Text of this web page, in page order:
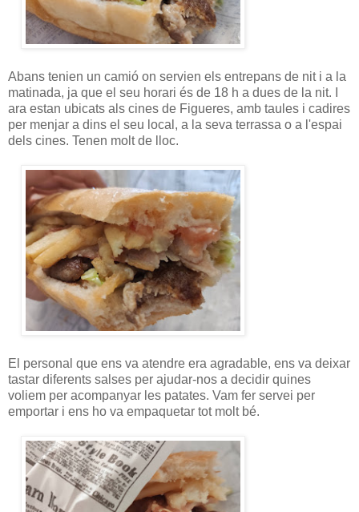
Abans tenien un camió on servien els entrepans de nit i a la
matinada, ja que el seu horari és de 18 h a dues de la nit. I
ara estan ubicats als cines de Figueres, amb taules i cadires
per menjar a dins el seu local, a la seva terrassa o a l'espai
dels cines. Tenen molt de lloc.
El personal que ens va atendre era agradable, ens va deixar
tastar diferents salses per ajudar-nos a decidir quines
voliem per acompanyar les patates. Vam fer servei per
emportar i ens ho va empaquetar tot molt bé.